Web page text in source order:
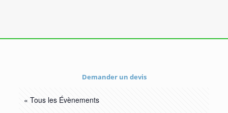
Demander un devis
« Tous les Évènements